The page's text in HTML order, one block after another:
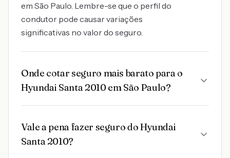
em São Paulo. Lembre-se que o perfil do
condutor pode causar variações
significativas no valor do seguro.
Onde cotar seguro mais barato para o
Hyundai Santa 2010 em São Paulo?
Vale a pena fazer seguro do Hyundai
Santa 2010?